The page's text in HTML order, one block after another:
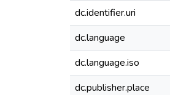
dc.identifier.uri
dc.language
dc.language.iso
dc.publisher.place